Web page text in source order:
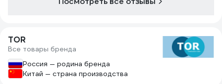
TOR
Все товары бренда
Россия — родина бренда
Китай — страна производства